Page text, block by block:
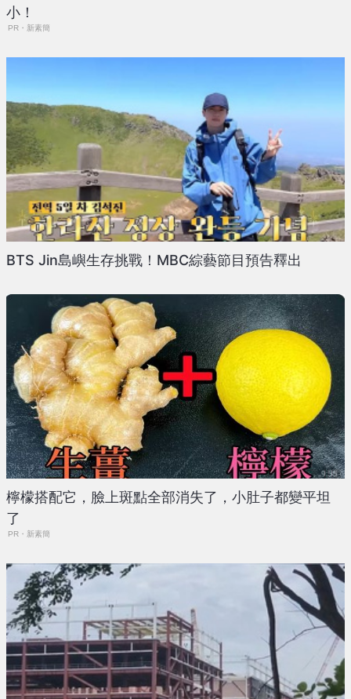
小！
PR・新素簡
BTS Jin島嶼生存挑戰！MBC綜藝節目預告釋出
檸檬搭配它，臉上斑點全部消失了，小肚子都變平坦
了
PR・新素簡